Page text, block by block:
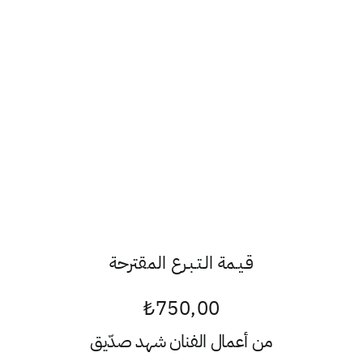
قـيـمة الـتـبـرع المقترحة
₺750,00
من أعمال الفنانشهد صدّيق